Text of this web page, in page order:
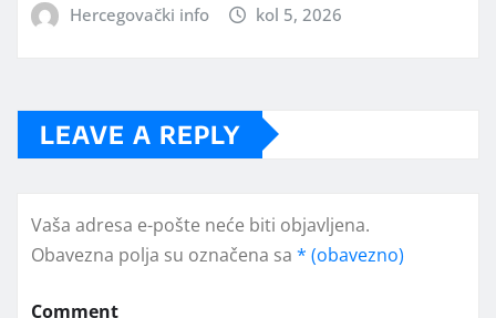
Hercegovački info kol 5, 2026
LEAVE A REPLY
Vaša adresa e-pošte neće biti objavljena.
Obavezna polja su označena sa * (obavezno)
Comment